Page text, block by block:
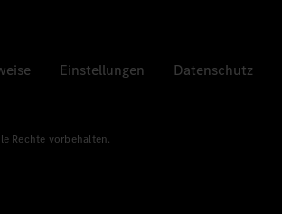
Einstellungen Datenschutz
Rechte vorbehalten.